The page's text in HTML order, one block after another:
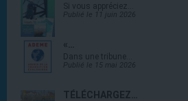
Si vous appréciez…
Publié le 11 juin 2026
«…
Dans une tribune…
Publié le 15 mai 2026
TÉLÉCHARGEZ…